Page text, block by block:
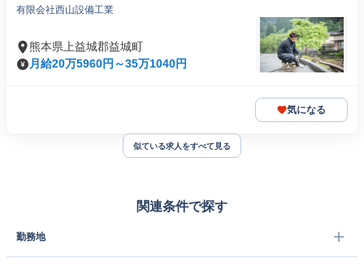
有限会社西山設備工業
熊本県上益城郡益城町
月給20万5960円～35万1040円
気になる
似ている求人をすべて見る
関連条件で探す
勤務地